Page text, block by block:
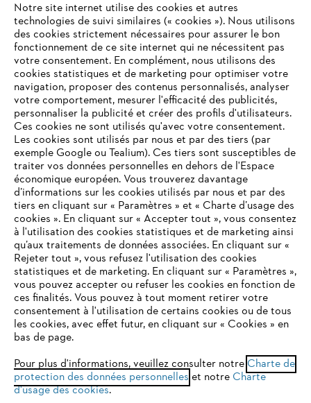
L'Entreprise
Questions / Réponses
Service
Conditions Générales de Vente
Mentions légales Cookies
VOTRE NAVIGATEUR INTERNET
N'EST PLUS PRIS EN CHARGE
Vous utilisez un navigateur Internet que nous ne prenons plus
en charge, et certaines fonctionnalités de notre site ne
peuvent fonctionner correctement. Pour une utilisation
optimale de notre site, nous vous recommandons de passer à
l'un des navigateurs suivants :
Notre site internet utilise des cookies et autres
technologies de suivi similaires (« cookies »). Nous utilisons
des cookies strictement nécessaires pour assurer le bon
fonctionnement de ce site internet qui ne nécessitent pas
votre consentement. En complément, nous utilisons des
cookies statistiques et de marketing pour optimiser votre
navigation, proposer des contenus personnalisés, analyser
votre comportement, mesurer l'efficacité des publicités,
personnaliser la publicité et créer des profils d'utilisateurs.
Ces cookies ne sont utilisés qu'avec votre consentement.
Les cookies sont utilisés par nous et par des tiers (par
exemple Google ou Tealium). Ces tiers sont susceptibles de
traiter vos données personnelles en dehors de l'Espace
économique européen. Vous trouverez davantage
d’informations sur les cookies utilisés par nous et par des
tiers en cliquant sur « Paramètres » et « Charte d’usage des
cookies ». En cliquant sur « Accepter tout », vous consentez
à l'utilisation des cookies statistiques et de marketing ainsi
qu’aux traitements de données associées. En cliquant sur «
Rejeter tout », vous refusez l'utilisation des cookies
statistiques et de marketing. En cliquant sur « Paramètres »,
vous pouvez accepter ou refuser les cookies en fonction de
ces finalités. Vous pouvez à tout moment retirer votre
consentement à l'utilisation de certains cookies ou de tous
les cookies, avec effet futur, en cliquant sur « Cookies » en
bas de page.
Pour plus d'informations, veuillez consulter notre Charte de
protection des données personnelles et notre Charte
d'usage des cookies.